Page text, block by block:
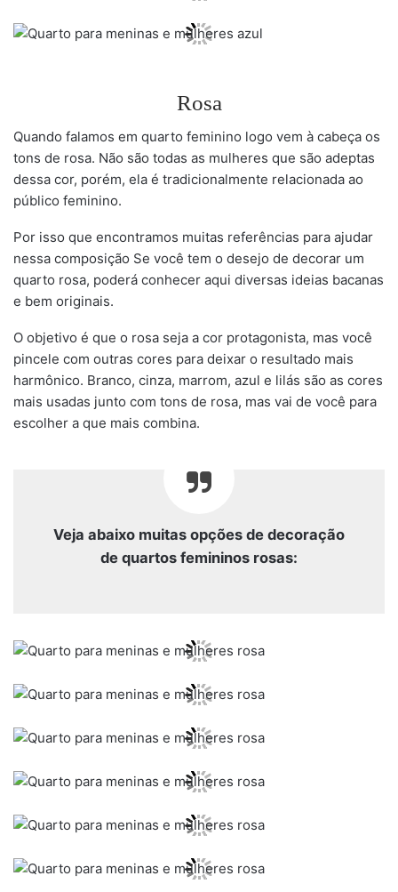
Rosa
Quando falamos em quarto feminino logo vem à cabeça os
tons de rosa. Não são todas as mulheres que são adeptas
dessa cor, porém, ela é tradicionalmente relacionada ao
público feminino.
Por isso que encontramos muitas referências para ajudar
nessa composição Se você tem o desejo de decorar um
quarto rosa, poderá conhecer aqui diversas ideias bacanas
e bem originais.
O objetivo é que o rosa seja a cor protagonista, mas você
pincele com outras cores para deixar o resultado mais
harmônico. Branco, cinza, marrom, azul e lilás são as cores
mais usadas junto com tons de rosa, mas vai de você para
escolher a que mais combina.
Veja abaixo muitas opções de decoração
de quartos femininos rosas: